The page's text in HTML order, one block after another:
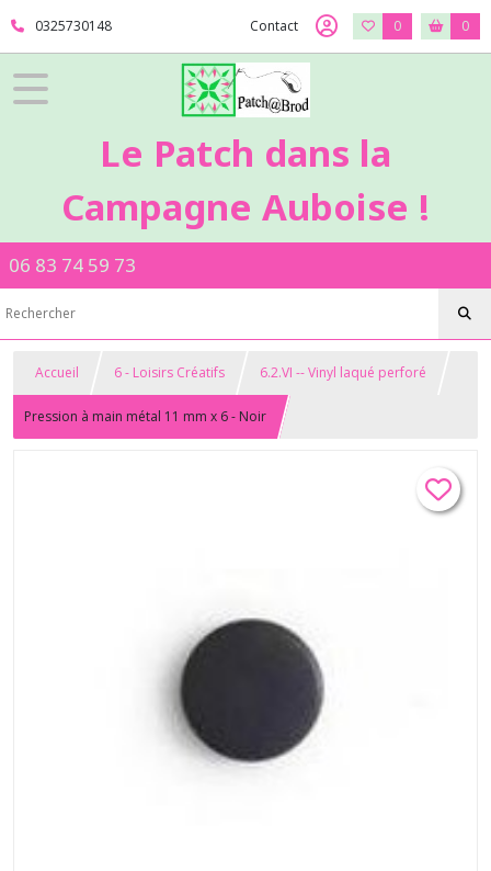
0325730148 Contact 0 0
Le Patch dans la
Campagne Auboise !
06 83 74 59 73
Accueil 6 - Loisirs Créatifs 6.2.VI -- Vinyl laqué perforé
Pression à main métal 11 mm x 6 - Noir